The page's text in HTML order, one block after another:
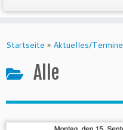
Inhalt
Startseite » Aktuelles/Termine
Alle